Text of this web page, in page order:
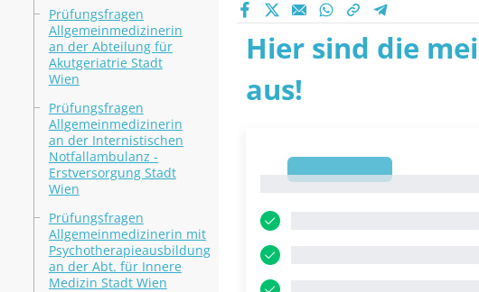
Prüfungsfragen
Allgemeinmedizinerin
an der Abteilung für
Akutgeriatrie Stadt
Wien
Prüfungsfragen
Allgemeinmedizinerin
an der Internistischen
Notfallambulanz -
Erstversorgung Stadt
Wien
Prüfungsfragen
Allgemeinmedizinerin mit
Psychotherapieausbildung
an der Abt. für Innere
Medizin Stadt Wien
Hier sind die
aus!